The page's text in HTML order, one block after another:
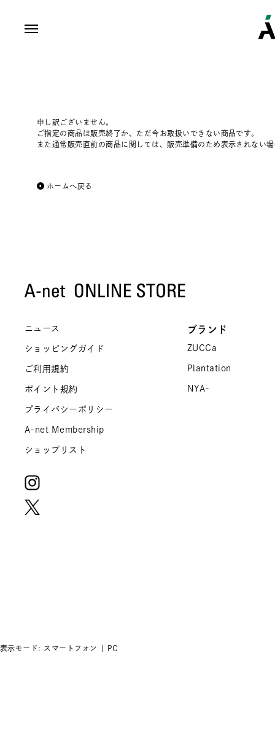
申し訳ございません。
ご指定の商品は販売終了か、ただ今お取扱いできない商品です。
また通常販売直前の商品に関しては、販売準備のため表示されない
ホームへ戻る
ニュース
ショッピングガイド
ご利用規約
ポイント規約
プライバシーポリシー
A-net Membership
ショップリスト
ブランド
ZUCCa
Plantation
NYA-
表示モード: スマートフォン | PC